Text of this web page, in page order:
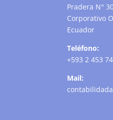
Pradera N°
Corporativo
Ecuador
Teléfono:
+593 2 453
Mail: